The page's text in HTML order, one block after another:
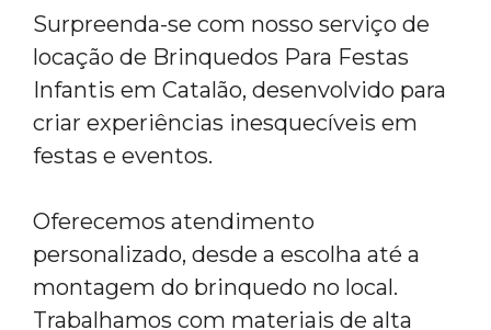
Surpreenda-se com nosso serviço de
locação de Brinquedos Para Festas
Infantis em Catalão, desenvolvido para
criar experiências inesquecíveis em
festas e eventos.
Oferecemos atendimento
personalizado, desde a escolha até a
montagem do brinquedo no local.
Trabalhamos com materiais de alta